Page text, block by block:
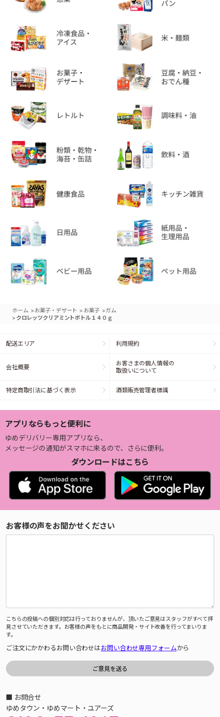
ホーム >お菓子・デザート > お菓子 >ガム
> クロレッツクリアミントボトル１４０ｇ
配送エリア 利用規約
会社概要
お客さまの個人情報の
取扱いについて
特定商取引法に基づく表示 酒類販売管理者標識
アプリならもっと便利に
ゆめデリバリー専用アプリなら、
メッセージの通知がスマホに来るので、さらに便利。
ダウンロードはこちら
お客様の声をお聞かせください
こちらの投稿への個別対応は行っておりませんが、頂いたご意見はスタッフがすべて拝
見させていただきます。お客様の声をもとに商品開発・サイト改善を行ってまいりま
す。
ご注文にかかわるお問い合わせはお問い合わせ専用フォームから
■ お問合せ
ゆめタウン・ゆめマート・ユアーズ